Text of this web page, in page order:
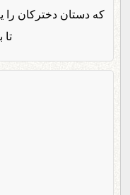
که دستان دخترکان